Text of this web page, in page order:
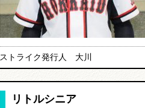
ストライク発行人 大川
リトルシニア